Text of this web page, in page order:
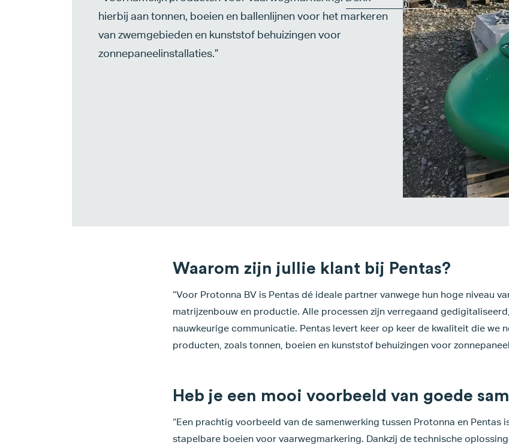
hierbij aan tonnen, boeien en ballenlijnen voor het markeren
van zwemgebieden en kunststof behuizingen voor
zonnepaneelinstallaties.”
Waarom zijn jullie klant bij Pentas?
“Voor Protonna BV is Pentas dé ideale partner vanwege hun hoge niveau
matrijzenbouw en productie. Alle processen zijn verregaand
nauwkeurige communicatie. Pentas levert keer op keer de kwaliteit die we
producten, zoals tonnen, boeien en kunststof behuizingen voor
Heb je een mooi voorbeeld van goede
“Een prachtig voorbeeld van de samenwerking tussen Protonna en Pentas
stapelbare boeien voor vaarwegmarkering. Dankzij de technische